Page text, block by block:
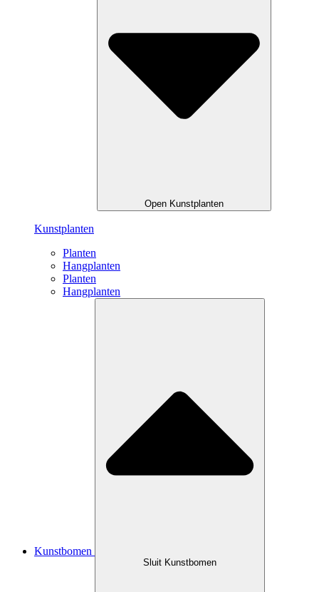
Open Kunstplanten
Kunstplanten
Planten
Hangplanten
Planten
Hangplanten
Kunstbomen
Sluit Kunstbomen